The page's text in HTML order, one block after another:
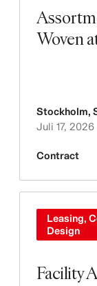
Woven
Stockholm,
Juli 17, 2026
Contract
Facility
Leasing,
Design